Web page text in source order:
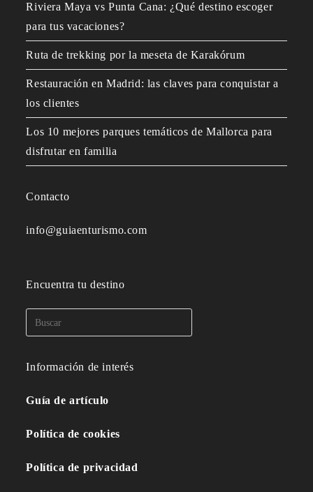
Riviera Maya vs Punta Cana: ¿Qué destino escoger
para tus vacaciones?
Ruta de trekking por la meseta de Karakórum
Restauración en Madrid: las claves para conquistar a
los clientes
Los 10 mejores parques temáticos de Mallorca para
disfrutar en familia
Contacto
info@guiaenturismo.com
Encuentra tu destino
Información de interés
Guía de artículo
Política de cookies
Política de privacidad